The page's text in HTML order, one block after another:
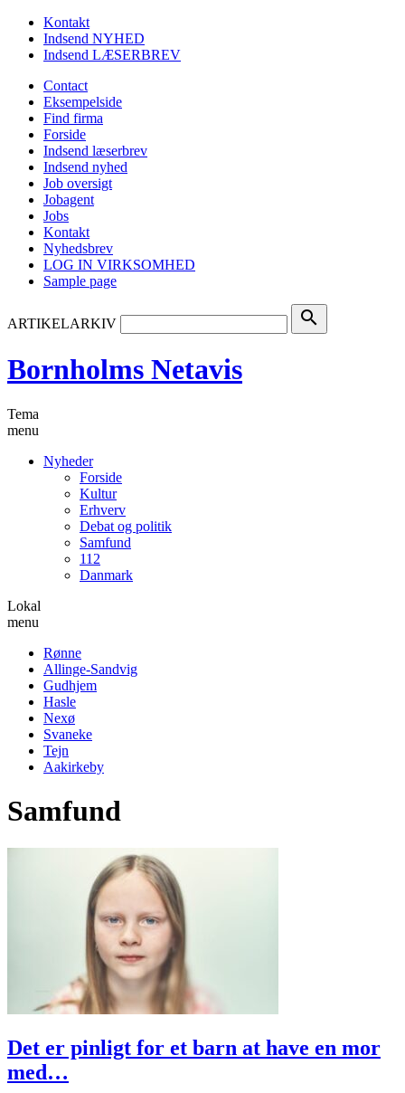
Kontakt
Indsend NYHED
Indsend LÆSERBREV
Contact
Eksempelside
Find firma
Forside
Indsend læserbrev
Indsend nyhed
Job oversigt
Jobagent
Jobs
Kontakt
Nyhedsbrev
LOG IN VIRKSOMHED
Sample page
ARTIKELARKIV search
Bornholms Netavis
Tema
menu
Nyheder
Forside
Kultur
Erhverv
Debat og politik
Samfund
112
Danmark
Lokal
menu
Rønne
Allinge-Sandvig
Gudhjem
Hasle
Nexø
Svaneke
Tejn
Aakirkeby
Samfund
Det er pinligt for et barn at have en mor
med…